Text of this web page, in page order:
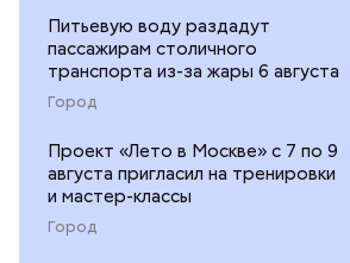
Питьевую воду раздадут
пассажирам столичного
транспорта из-за жары 6 августа
Город
Проект «Лето в Москве» с 7 по 9
августа пригласил на тренировки
и мастер-классы
Город